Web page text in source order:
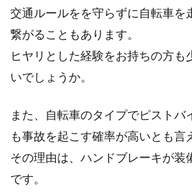
交通ルールをを守らずに自転車を
繋がることもあります。
ヒヤリとした経験をお持ちの方も
いでしょうか。
また、自転車のタイプでピストバ
も事故を起こす確率が高いとも言
その理由は、ハンドブレーキが装
です。